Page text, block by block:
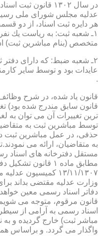
در سال ۱۳۰۲
هر دایره ثبت اسناد، از دو
۱ـ شعبه ثبت: به ریاست یك
متخصص (بنام مباشرین ثبت)
۲ـ شعبه ضبط: كه دارای
عایدات بود و توسط سایر
.
قانون سابق مندرج شده بود)
ترین تغییرات آن می توان به
توسط مباشرین ثبت به
حذفی، در عمل مباشرین ثبت
به متقاضیان، ارائه می
مطابق ماده ۱
۱۳/۱۱/۱۳۰۷
وزارت عدلیه مقتضی بداند
دفاتر اسناد رسمی معین
قانون مرقوم، متوجه می
اسناد رسمی به آرامی از
مباشر ثبت) خارج گردیده و
واگذار می گردد. و براساس